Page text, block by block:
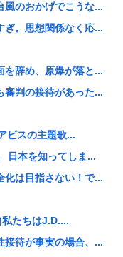
にうんざり」
風のおかげでこうな...
の人生に1ミリも...
…いらっしゃぃ(ﾎ...
どうすんだよ」大本...
決www
員らを性接待
つけた
いいね！
すごいｗｗｗ
ギレ「遺族や被災...
ぶち抜き1...
風のおかげでこうな...
ぎ。思想関係なく応...
を辞め、原爆が落と...
審判の接待があった...
ビスの主題歌...
日本を知ってしま...
化は目指さない！で...
たちはJ.D....
接待が事実の場合、...